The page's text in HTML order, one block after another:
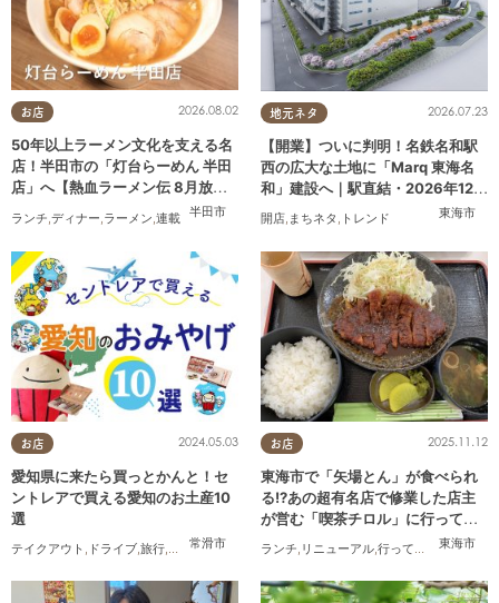
お店
半田市
2026.08.02
50年以上ラーメン文化を支える名
店！半田市の「灯台らーめん 半田
店」へ【熱血ラーメン伝 8月放
ランチ ディナー ラーメン 連載
地元ネタ
東海市
2026.07.23
【開業】ついに判明！名鉄名和駅
西の広大な土地に「Marq 東海名
和」建設へ｜駅直結・2026年12月
着工予定
開店, まちネタ , トレンド
お店
常滑市
2024.05.03
愛知県に来たら買っとかんと！セ
ントレアで買える愛知のお土産10
選
テイクアウト , ドライブ,旅行,観光,家族,
お店
東海市
2025.11.12
東海市で「矢場とん」が食べられ
る!?あの超有名店で修業した店主
が営む「喫茶チロル」に行ってみ
ランチ, リニューアル,行ってみたレポ ,夫婦